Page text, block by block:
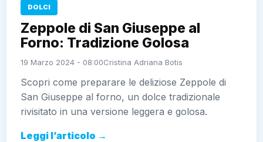
DOLCI
Zeppole di San Giuseppe al
Forno: Tradizione Golosa
19 Marzo 2024 - 08:00Cristina Adriana Botis
Scopri come preparare le deliziose Zeppole di
San Giuseppe al forno, un dolce tradizionale
rivisitato in una versione leggera e golosa.
Leggi l’articolo →